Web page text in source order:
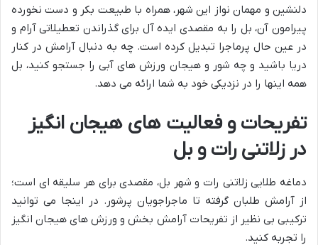
دلنشین و مهمان نواز این شهر، همراه با طبیعت بکر و دست نخورده
پیرامون آن، بل را به مقصدی ایده آل برای گذراندن تعطیلاتی آرام و
در عین حال پرماجرا تبدیل کرده است. چه به دنبال آرامش در کنار
دریا باشید و چه شور و هیجان ورزش های آبی را جستجو کنید، بل
همه اینها را در نزدیکی خود به شما ارائه می دهد.
تفریحات و فعالیت های هیجان انگیز
در زلاتنی رات و بل
دماغه طلایی زلاتنی رات و شهر بل، مقصدی برای هر سلیقه ای است؛
از آرامش طلبان گرفته تا ماجراجویان پرشور. در اینجا می توانید
ترکیبی بی نظیر از تفریحات آرامش بخش و ورزش های هیجان انگیز
را تجربه کنید.